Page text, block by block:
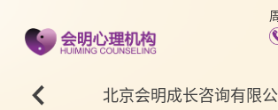
北京会明成长咨询有限公